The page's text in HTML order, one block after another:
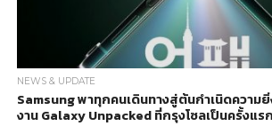
NEWS & UPDATE
Samsung พาทุกคนเดินทางสู่ต้นกำเนิดควา
งาน Galaxy Unpacked ที่กรุงโซลเป็นครั้งแร